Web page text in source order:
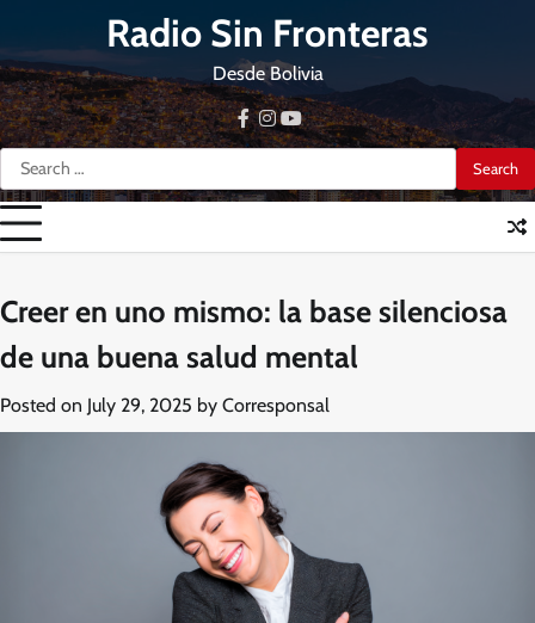
content
Radio Sin Fronteras
Desde Bolivia
Search
for:
facebook
instagram
youtube
Creer en uno mismo: la base silenciosa
de una buena salud mental
Posted on July 29, 2025 by Corresponsal